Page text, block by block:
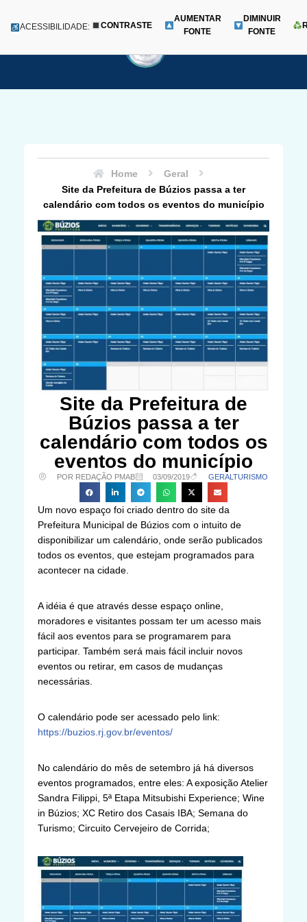
para
Menu
ACESSIBILIDADE: CONTRASTE
AUMENTAR
FONTE
DIMINUIR
FONTE
Home
Geral
Site da Prefeitura de Búzios passa a ter
calendário com todos os eventos do município
Site da Prefeitura de
Búzios passa a ter
calendário com todos os
eventos do município
POR REDAÇÃO PMAB 03/09/2019 GERAL TURISMO
Um novo espaço foi criado dentro do site da
Prefeitura Municipal de Búzios com o intuito de
disponibilizar um calendário, onde serão publicados
todos os eventos, que estejam programados para
acontecer na cidade.
A idéia é que através desse espaço online,
moradores e visitantes possam ter um acesso mais
fácil aos eventos para se programarem para
participar. Também será mais fácil incluir novos
eventos ou retirar, em casos de mudanças
necessárias.
O calendário pode ser acessado pelo link:
https://buzios.rj.gov.br/eventos/
No calendário do mês de setembro já há diversos
eventos programados, entre eles: A exposição Atelier
Sandra Filippi, 5ª Etapa Mitsubishi Experience; Wine
in Búzios; XC Retiro dos Casais IBA; Semana do
Turismo; Circuito Cervejeiro de Corrida;